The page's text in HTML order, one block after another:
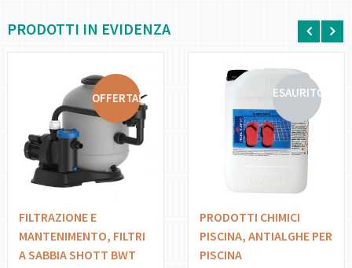
PRODOTTI IN EVIDENZA
OFFERTA!
DETTAGLI
AGGIUNGI AL
CARRELLO
FILTRAZIONE E
MANTENIMENTO, FILTRI
A SABBIA SHOTT BWT
ESAURITO
DETTAGLI
PRODOTTI CHIMICI
PISCINA, ANTIALGHE PER
PISCINA